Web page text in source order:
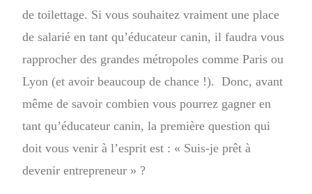
de toilettage. Si vous souhaitez vraiment une place
de salarié en tant qu’éducateur canin, il faudra vous
rapprocher des grandes métropoles comme Paris ou
Lyon (et avoir beaucoup de chance !). Donc, avant
même de savoir combien vous pourrez gagner en
tant qu’éducateur canin, la première question qui
doit vous venir à l’esprit est : « Suis-je prêt à
devenir entrepreneur » ?